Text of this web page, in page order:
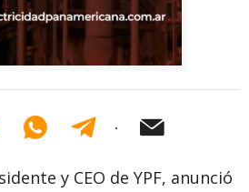
y CEO de YPF, anunció